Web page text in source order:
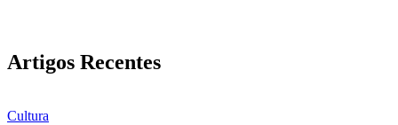
Artigos Recentes
Cultura